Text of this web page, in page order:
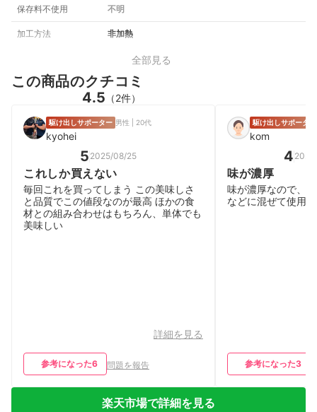
保存料不使用 不明
加工方法 非加熱
全部見る
この商品のクチコミ
4.5 （2件）
駆け出しサポーター 男性 | 20代
kyohei
5 2025/08/25
これしか買えない
毎回これを買ってしまう この美味しさ
と品質でこの値段なのが最高 ほかの食
材との組み合わせはもちろん、単体でも
美味しい
詳細を見る
参考になった6 問題を報告
駆け出しサポーター
kom
4
味が濃厚
味が濃厚なので、
などに混ぜて使用
参考になった3
楽天市場で詳細を見る